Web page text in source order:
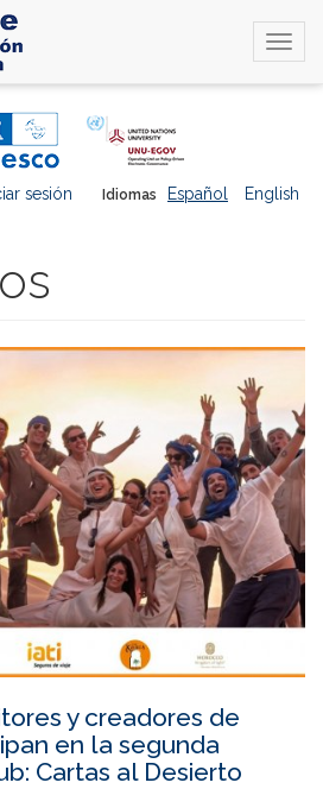
Idiomas Español English
sesión
y creadores de
en la segunda
Cartas al Desierto